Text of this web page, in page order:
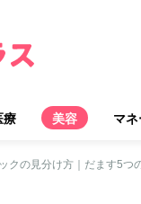
療 美容 マネ
クの見分け方｜だます5つ